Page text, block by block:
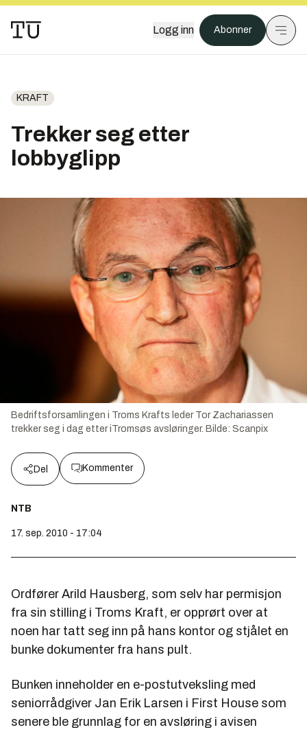
Logg inn Abonner
KRAFT
Trekker seg etter
lobbyglipp
Bedriftsforsamlingen i Troms Krafts leder Tor Zachariassen
trekker seg i dag etter iTromsøs avsløringer. Bilde: Scanpix
Del Kommenter
NTB
17. sep. 2010 - 17:04
Ordfører Arild Hausberg, som selv har permisjon
fra sin stilling i Troms Kraft, er opprørt over at
noen har tatt seg inn på hans kontor og stjålet en
bunke dokumenter fra hans pult.
Bunken inneholder en e-postutveksling med
seniorrådgiver Jan Erik Larsen i First House som
senere ble grunnlag for en avsløring i avisen